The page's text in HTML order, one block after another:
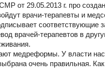
от 29.05.2013 г. про
врачи-терапевты и
соответствующие
врачей-терапевтов в
медреформы. У власти
очень правильная.